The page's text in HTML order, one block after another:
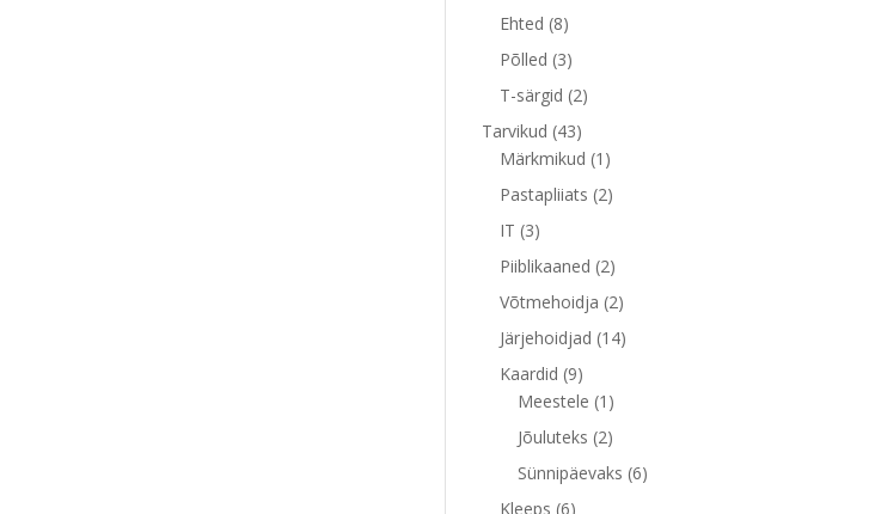
toodet
Ehted 88
toodet
Põlled 33
toodet
T-särgid 22
Tarvikud 4343
toodet
Märkmikud 1 1
toode
Pastapliiats 22
IT 33
toodet
Piiblikaaned 22
toodet
Võtmehoidja 22
toodet
Järjehoidjad 1414
Kaardid 99
toodet
Meestele 1 1
toode
Jõuluteks 22
toodet
Sünnipäevaks 66
Kleeps 66